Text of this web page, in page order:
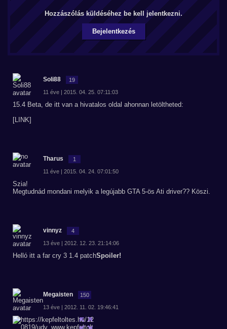
Hozzászólás küldéséhez be kell jelentkezni.
Bejelentkezés
Soli88 19
11 éve | 2015. 04. 25. 07:11:03
15.4 Beta, de itt van a hivatalos oldal ahonnan letöltheted:
[LINK]
Tharus 1
11 éve | 2015. 04. 24. 07:01:50
Szia!
Megtudnád mondani melyik a legújabb GTA 5-ös Ati driver?? Köszi.
vinnyz 4
13 éve | 2012. 12. 23. 21:14:06
Helló itt a far cry 3 1.4 patchSpoiler!
Megaisten 150
13 éve | 2012. 11. 02. 19:46:41